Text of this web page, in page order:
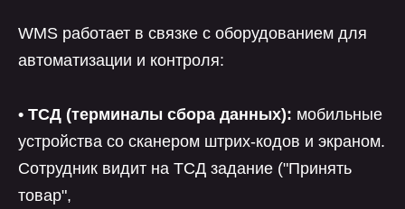
WMS работает в связке с оборудованием для
автоматизации и контроля:
• ТСД (терминалы сбора данных): мобильные
устройства со сканером штрих-кодов и экраном.
Сотрудник видит на ТСД задание ("Принять
товар",